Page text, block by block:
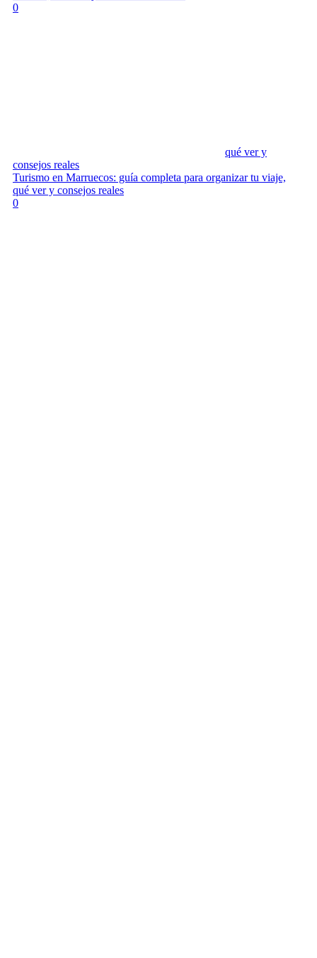
0
qué ver y
consejos reales
Turismo en Marruecos: guía completa para organizar tu viaje,
qué ver y consejos reales
0